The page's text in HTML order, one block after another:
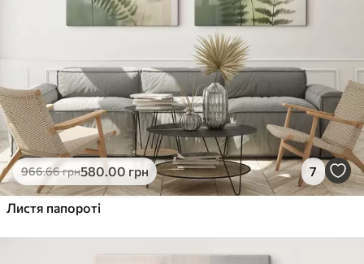
грн
Безпечне чорнило без запаху
✓Поверхня з текстурою полотна
✗Екологічний матеріал
Еко-Преміум
Від455 .00 грн
✓Яскраві, насичені кольори
966.66грн580.00 грн 7
Листя папороті